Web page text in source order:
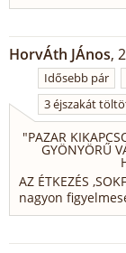
HorvÁth JÁnos,
Idősebb pár
3 éjszakát
"PAZAR
GYÖNYÖRŰ
AZ ÉTKEZÉS
nagyon